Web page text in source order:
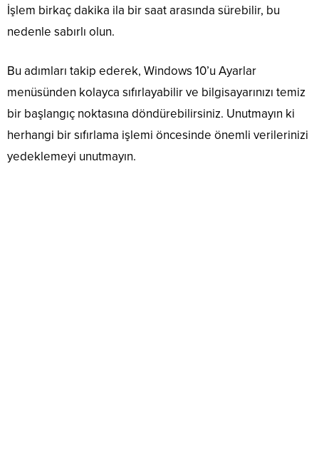
İşlem birkaç dakika ila bir saat arasında sürebilir, bu
nedenle sabırlı olun.
Bu adımları takip ederek, Windows 10’u Ayarlar
menüsünden kolayca sıfırlayabilir ve bilgisayarınızı temiz
bir başlangıç noktasına döndürebilirsiniz. Unutmayın ki
herhangi bir sıfırlama işlemi öncesinde önemli verilerinizi
yedeklemeyi unutmayın.